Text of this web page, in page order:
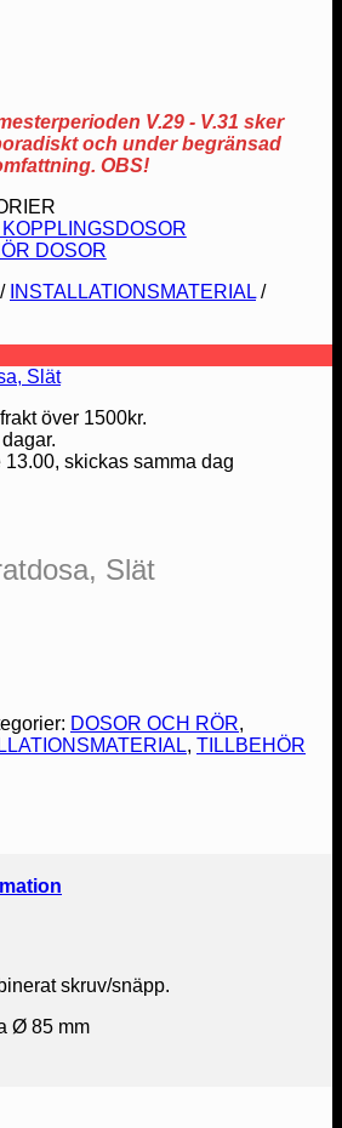
V.29 - V.31 sker
och under begränsad
OBS!
DOSOR
/ INSTALLATIONSMATERIAL /
över 1500kr.
13.00, skickas samma dag
Slät
DOSOR OCH RÖR,
, TILLBEHÖR
skruv/snäpp.
Ø 85 mm